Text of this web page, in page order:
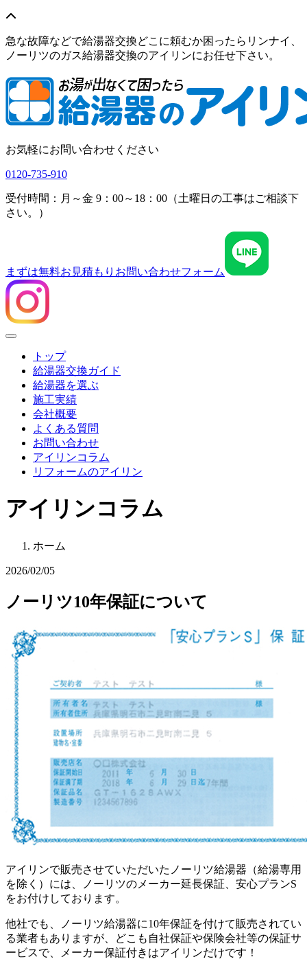
急な故障などで給湯器交換どこに頼むか困ったらリンナイ、
ノーリツのガス給湯器交換のアイリンにお任せ下さい。
お気軽にお問い合わせください
0120-735-910
受付時間：月～金 9：00～18：00（土曜日の工事はご相談下
さい。）
まずは無料お見積もり お問い合わせフォーム
Menu
トップ
給湯器交換ガイド
給湯器を選ぶ
施工実績
会社概要
よくある質問
お問い合わせ
アイリンコラム
リフォームのアイリン
アイリンコラム
ホーム
2026/02/05
ノーリツ10年保証について
アイリンで販売させていただいたノーリツ給湯器（給湯専用
を除く）には、ノーリツのメーカー延長保証、安心プランS
をお付けしております。
他社でも、ノーリツ給湯器に10年保証を付けて販売されてい
る業者もありますが、どこも自社保証や保険会社等の保証サ
ービスで、メーカー保証付きはアイリンだけです！